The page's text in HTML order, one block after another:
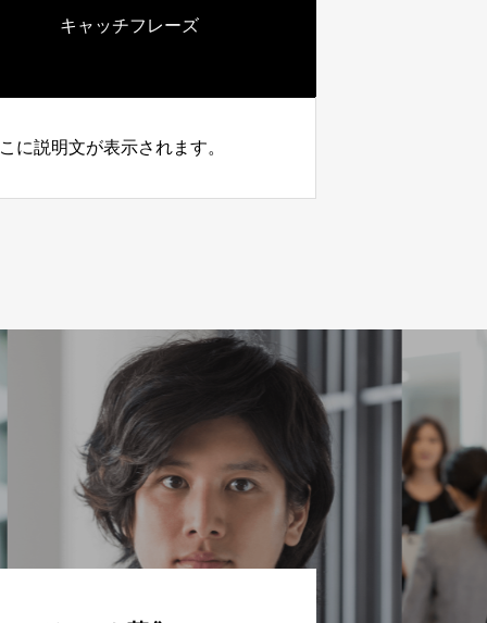
キャッチフレーズ
に説明文が表示されます。